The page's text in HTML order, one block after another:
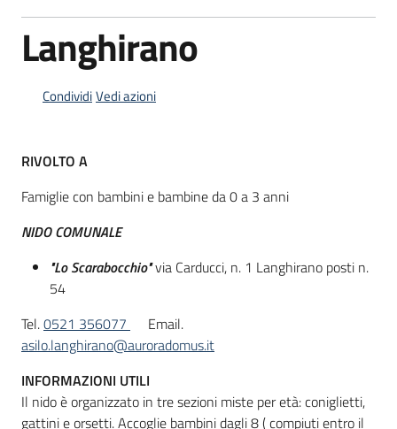
Informazioni
locali
Langhirano
CondividiVedi azioni
RIVOLTO A
Famiglie con bambini e bambine da 0 a 3 anni
NIDO COMUNALE
"Lo Scarabocchio"via Carducci, n. 1 Langhirano posti n.
54
Tel.0521 356077
Email.
asilo.langhirano@auroradomus.it
INFORMAZIONI UTILI
Il nido è organizzato in tre sezioni miste per età: coniglietti,
gattini e orsetti. Accoglie bambini dagli 8 ( compiuti entro il